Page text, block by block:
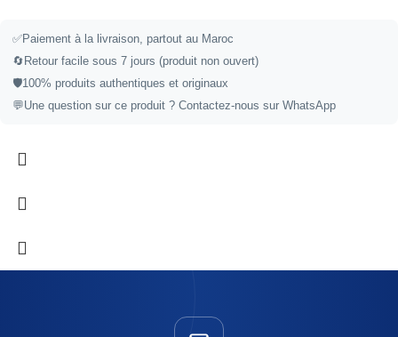
✅Paiement à la livraison, partout au Maroc
🔄 Retour facile sous 7 jours (produit non ouvert)
🛡️100% produits authentiques et originaux
💬Une question sur ce produit ? Contactez-nous sur WhatsApp